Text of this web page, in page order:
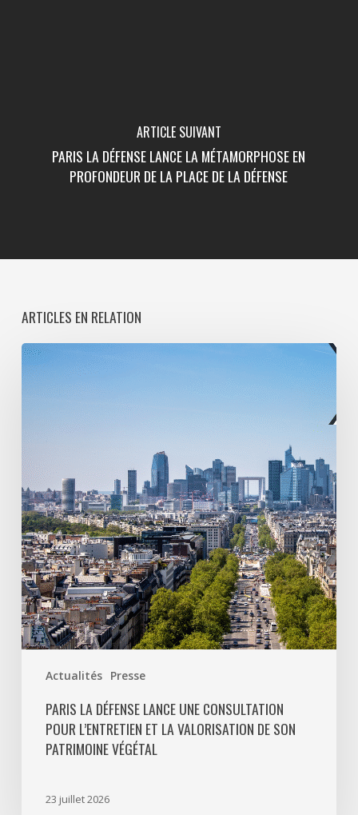
ARTICLE SUIVANT
PARIS LA DÉFENSE LANCE LA MÉTAMORPHOSE EN
PROFONDEUR DE LA PLACE DE LA DÉFENSE
ARTICLES EN RELATION
Actualités Presse
Paris
La
consultation
pour
l’entretien
et
la
valorisation
de
son
patrimoine
végétal
PARIS LA DÉFENSE LANCE UNE CONSULTATION
POUR L’ENTRETIEN ET LA VALORISATION DE SON
PATRIMOINE VÉGÉTAL
23 juillet 2026